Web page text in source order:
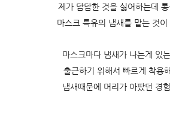
제가 답답한 것을 싫어하는데 통
마스크 특유의 냄새를 맡는 것이
마스크마다 냄새가 나는게 있
출근하기 위해서 빠르게 착용
냄새때문에 머리가 아팠던 경